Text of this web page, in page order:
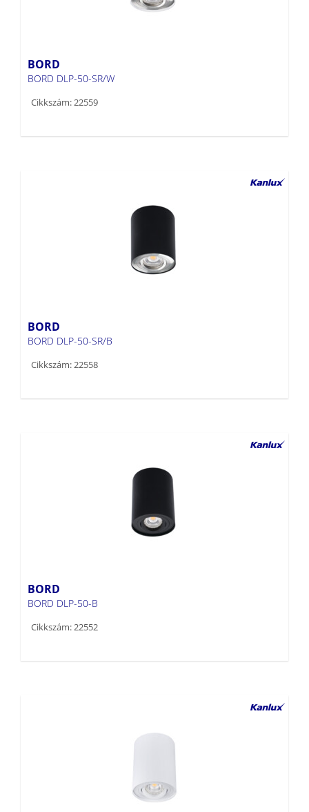
BORD
BORD DLP-50-SR/W
Cikkszám: 22559
BORD
BORD DLP-50-SR/B
Cikkszám: 22558
BORD
BORD DLP-50-B
Cikkszám: 22552